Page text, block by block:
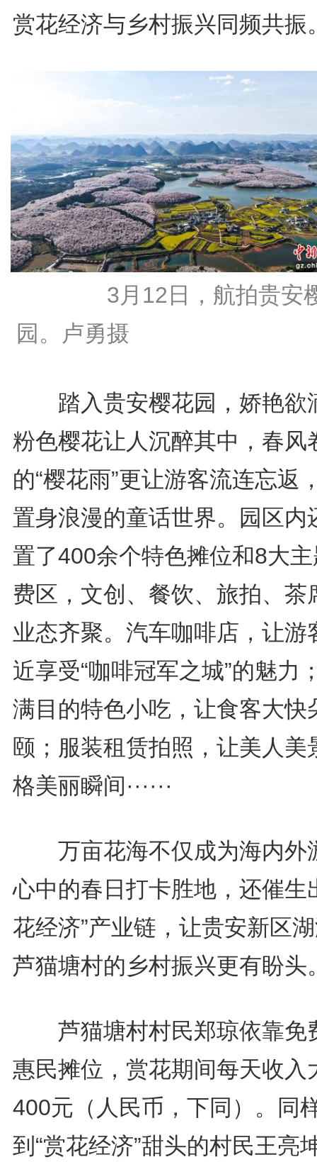
赏花经济与乡村振兴同频共振
3月12日，航拍贵安
园。卢勇摄
踏入贵安樱花园，娇艳欲
粉色樱花让人沉醉其中，春风
的“樱花雨”更让游客流连忘返
置身浪漫的童话世界。园区内
置了400余个特色摊位和8大
费区，文创、餐饮、旅拍、茶
业态齐聚。汽车咖啡店，让游
近享受“咖啡冠军之城”的魅力
满目的特色小吃，让食客大快
颐；服装租赁拍照，让美人美
格美丽瞬间······
万亩花海不仅成为海内外
心中的春日打卡胜地，还催生
花经济”产业链，让贵安新区
芦猫塘村的乡村振兴更有盼头
芦猫塘村村民郑琼依靠免
惠民摊位，赏花期间每天收入
400元（人民币，下同）。同
到“赏花经济”甜头的村民王亮